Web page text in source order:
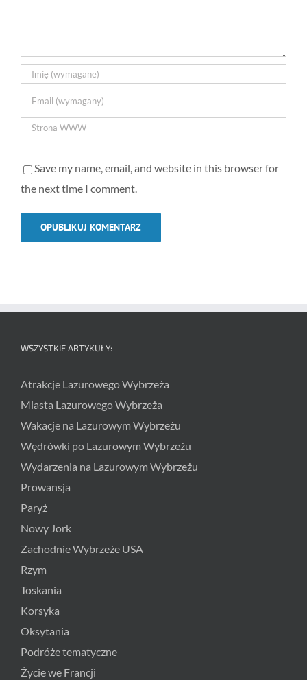
Save my name, email, and website in this browser for
the next time I comment.
WSZYSTKIE ARTYKUŁY:
Atrakcje Lazurowego Wybrzeża
Miasta Lazurowego Wybrzeża
Wakacje na Lazurowym Wybrzeżu
Wędrówki po Lazurowym Wybrzeżu
Wydarzenia na Lazurowym Wybrzeżu
Prowansja
Paryż
Nowy Jork
Zachodnie Wybrzeże USA
Rzym
Toskania
Korsyka
Oksytania
Podróże tematyczne
Życie we Francji